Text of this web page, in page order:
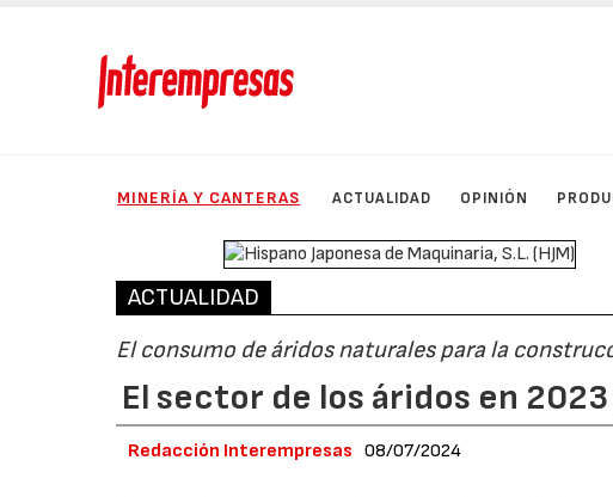
MINERÍA Y CANTERAS ACTUALIDAD OPINIÓN
ACTUALIDAD
El consumo de áridos naturales para la
El sector de los áridos en
Redacción Interempresas 08/07/2024